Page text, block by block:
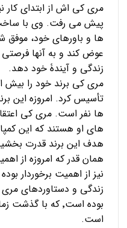
مری کی اش از ابتدای کار
پیش می رفت. وی با
ها و باورهای خود، موفق
عوض کند و به آنها فرصتی
زندگی و آیندۀ خود دهد.
تأسیس کرد. امروزه این
ها نفر است. مری کی
های او هستند که این
هدف این برند قدرت
همان قدر که امروزه از
نیز از اهمیت برخوردار
زندگی و دستاوردهای
است.